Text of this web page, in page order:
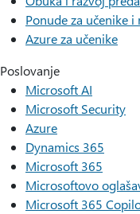
Ponude za učenike
Azure za učenike
Poslovanje
Microsoft AI
Microsoft Security
Azure
Dynamics 365
Microsoft 365
Microsoftovo
Microsoft 365